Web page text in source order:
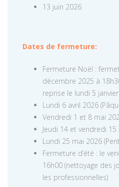
13 juin 2026
Dates de fermeture:
Fermeture Noël :
décembre 2025 à
reprise le lundi 5
Lundi 6 avril 2026
Vendredi 1 et 8 mai
Jeudi 14 et vendredi
Lundi 25 mai 2026
Fermeture d’été : le
16h00 (nettoyage des
les professionnelles)